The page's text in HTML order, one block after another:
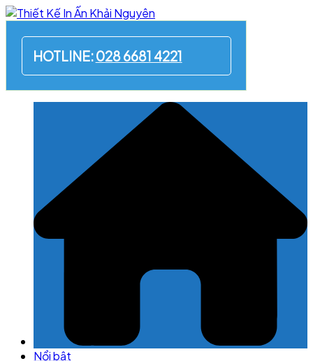
Skip
content
HOTLINE:028 6681 4221
Nổi bật